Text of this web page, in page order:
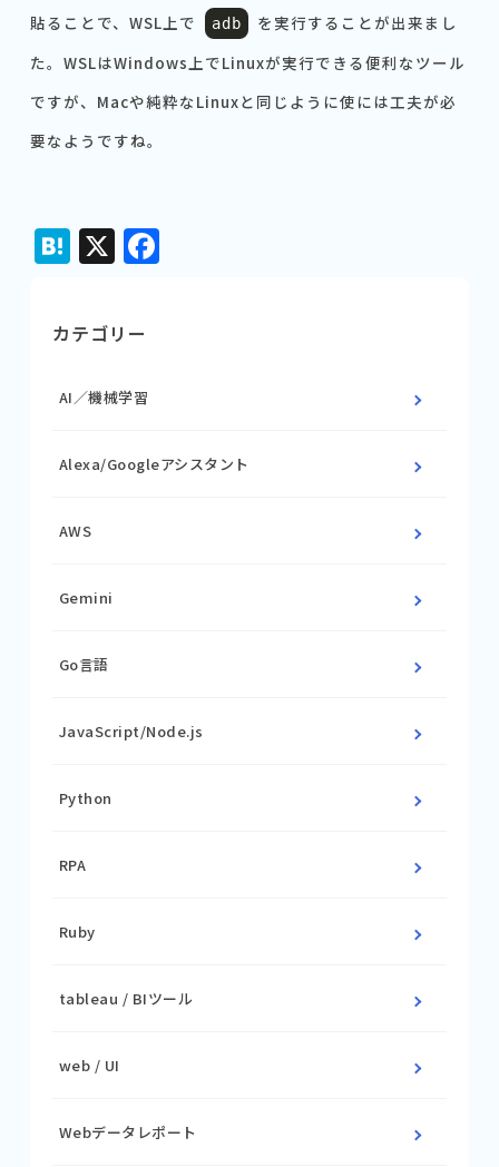
貼ることで、WSL上で
adb
を実行することが出来まし
た。WSLはWindows上でLinuxが実行できる便利なツール
ですが、Macや純粋なLinuxと同じように使には工夫が必
要なようですね。
Hatena
X Facebook
カテゴリー
AI／機械学習
Alexa/Googleアシスタント
AWS
Gemini
Go言語
JavaScript/Node.js
Python
RPA
Ruby
tableau / BIツール
web / UI
Webデータレポート